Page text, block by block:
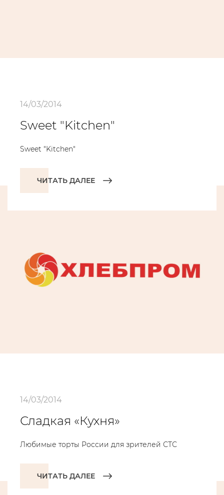
14/03/2014
Sweet "Kitchen"
Sweet "Kitchen"
ЧИТАТЬ ДАЛЕЕ
14/03/2014
Сладкая «Кухня»
Любимые торты России для зрителей СТС
ЧИТАТЬ ДАЛЕЕ